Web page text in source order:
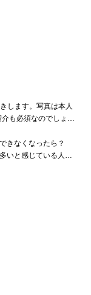
します。写真は本人
も必須なのでしょう
きなくなったら？
いと感じている人も